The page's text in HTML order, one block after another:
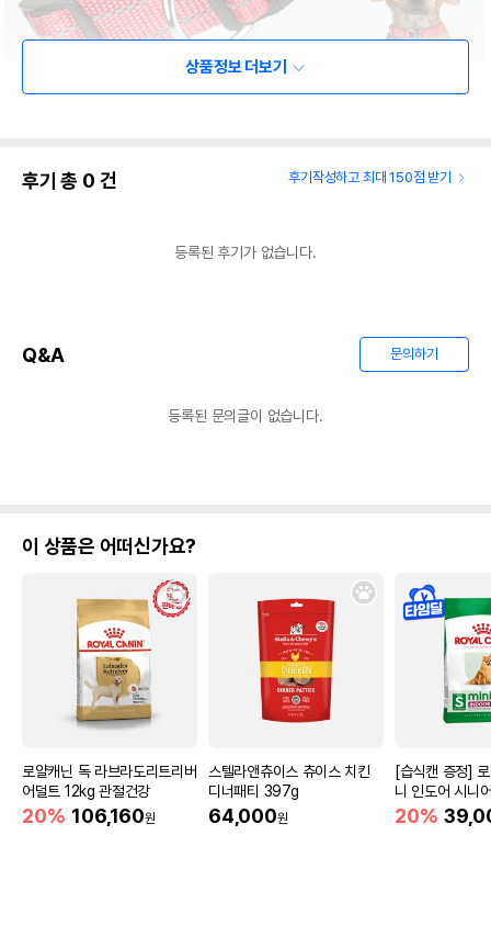
상품정보 더보기
후기 총 0 건 후기작성하고 최대 150점 받기
등록된 후기가 없습니다.
Q&A 문의하기
등록된 문의글이 없습니다.
이 상품은 어떠신가요?
로얄캐닌 독 라브라도리트리버
어덜트 12kg 관절건강
20% 106,160원
스텔라앤츄이스 츄이스 치킨
디너패티 397g
64,000원
[습식캔 증정]
니 인도어 시니
움
20%